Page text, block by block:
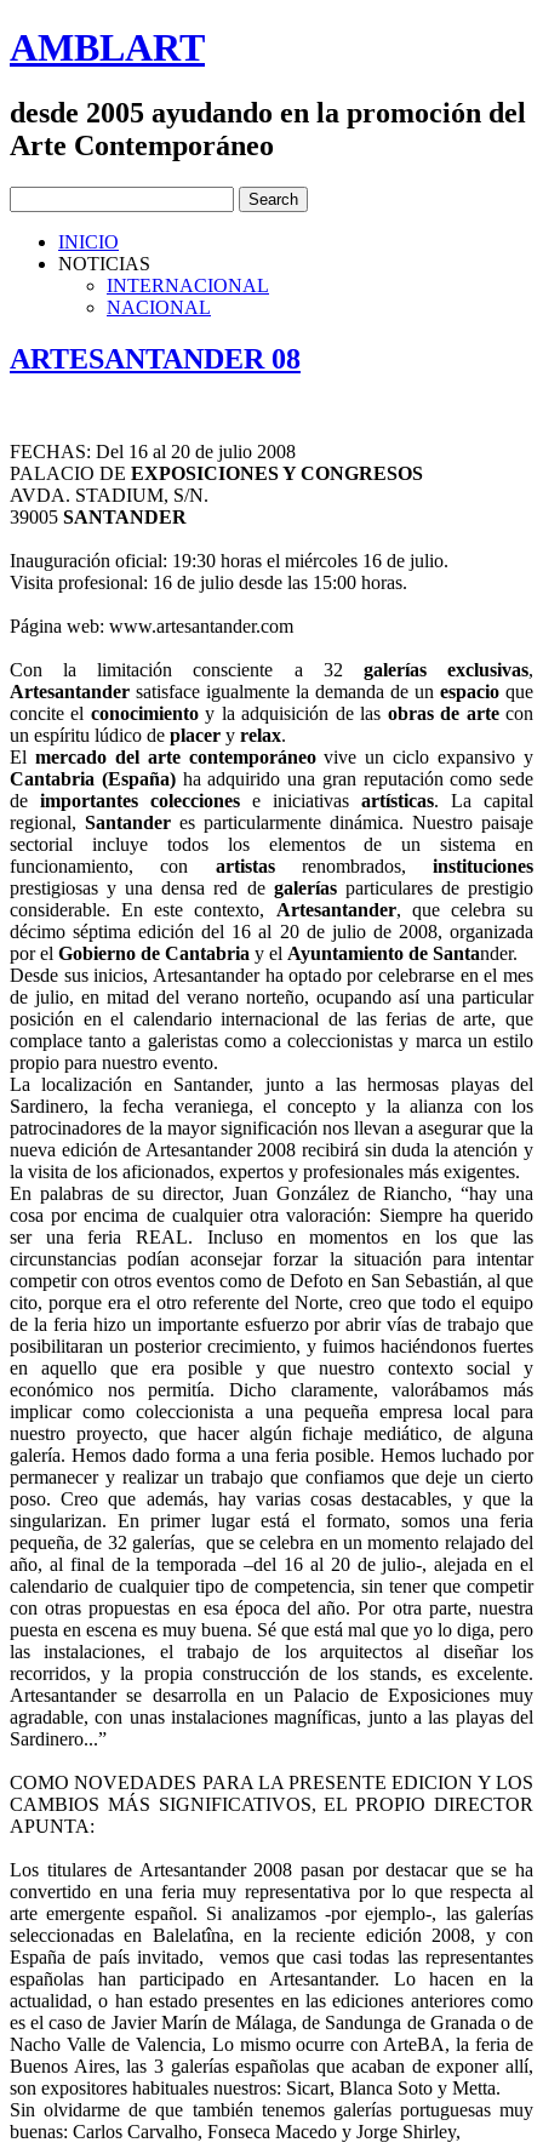
AMBLART
desde 2005 ayudando en la promoción del
Arte Contemporáneo
INICIO
NOTICIAS
INTERNACIONAL
NACIONAL
ARTESANTANDER 08
FECHAS: Del 16 al 20 de julio 2008
PALACIO DE EXPOSICIONES Y CONGRESOS
AVDA. STADIUM, S/N.
39005 SANTANDER
Inauguración oficial: 19:30 horas el miércoles 16 de julio.
Visita profesional: 16 de julio desde las 15:00 horas.
Página web: www.artesantander.com
Con la limitación consciente a 32 galerías exclusivas,
Artesantander satisface igualmente la demanda de un espacio que
concite el conocimientoy la adquisición de las obras de artecon
un espíritu lúdico de placer y relax.
El mercado del arte contemporáneovive un ciclo expansivo y
Cantabria (España)ha adquirido una gran reputación como sede
de importantes colecciones e iniciativas artísticas. La capital
regional, Santander es particularmente dinámica. Nuestro paisaje
sectorial incluye todos los elementos de un sistema en
funcionamiento, con artistasrenombrados, instituciones
prestigiosas y una densa red de galeríasparticulares de prestigio
considerable. En este contexto, Artesantander, que celebra su
décimo séptima edición del 16 al 20 de julio de 2008, organizada
por el Gobierno de Cantabria y el Ayuntamiento de Santander.
Desde sus inicios, Artesantander ha optado por celebrarse en el mes
de julio, en mitad del verano norteño, ocupando así una particular
posición en el calendario internacional de las ferias de arte, que
complace tanto a galeristas como a coleccionistas y marca un estilo
propio para nuestro evento.
La localización en Santander, junto a las hermosas playas del
Sardinero, la fecha veraniega, el concepto y la alianza con los
patrocinadores de la mayor significación nos llevan a asegurar que la
nueva edición de Artesantander 2008 recibirá sin duda la atención y
la visita de los aficionados, expertos y profesionales más exigentes.
En palabras de su director, Juan González de Riancho, “hay una
cosa por encima de cualquier otra valoración: Siempre ha querido
ser una feria REAL. Incluso en momentos en los que las
circunstancias podían aconsejar forzar la situación para intentar
competir con otros eventos como de Defoto en San Sebastián, al que
cito, porque era el otro referente del Norte, creo que todo el equipo
de la feria hizo un importante esfuerzo por abrir vías de trabajo que
posibilitaran un posterior crecimiento, y fuimos haciéndonos fuertes
en aquello que era posible y que nuestro contexto social y
económico nos permitía. Dicho claramente, valorábamos más
implicar como coleccionista a una pequeña empresa local para
nuestro proyecto, que hacer algún fichaje mediático, de alguna
galería. Hemos dado forma a una feria posible. Hemos luchado por
permanecer y realizar un trabajo que confiamos que deje un cierto
poso. Creo que además, hay varias cosas destacables, y que la
singularizan. En primer lugar está el formato, somos una feria
pequeña, de 32 galerías, que se celebra en un momento relajado del
año, al final de la temporada –del 16 al 20 de julio-, alejada en el
calendario de cualquier tipo de competencia, sin tener que competir
con otras propuestas en esa época del año. Por otra parte, nuestra
puesta en escena es muy buena. Sé que está mal que yo lo diga, pero
las instalaciones, el trabajo de los arquitectos al diseñar los
recorridos, y la propia construcción de los stands, es excelente.
Artesantander se desarrolla en un Palacio de Exposiciones muy
agradable, con unas instalaciones magníficas, junto a las playas del
Sardinero...”
COMO NOVEDADES PARA LA PRESENTE EDICION Y LOS
CAMBIOS MÁS SIGNIFICATIVOS, EL PROPIO DIRECTOR
APUNTA:
Los titulares de Artesantander 2008 pasan por destacar que se ha
convertido en una feria muy representativa por lo que respecta al
arte emergente español. Si analizamos -por ejemplo-, las galerías
seleccionadas en Balelatîna, en la reciente edición 2008, y con
España de país invitado, vemos que casi todas las representantes
españolas han participado en Artesantander. Lo hacen en la
actualidad, o han estado presentes en las ediciones anteriores como
es el caso de Javier Marín de Málaga, de Sandunga de Granada o de
Nacho Valle de Valencia, Lo mismo ocurre con ArteBA, la feria de
Buenos Aires, las 3 galerías españolas que acaban de exponer allí,
son expositores habituales nuestros: Sicart, Blanca Soto y Metta.
Sin olvidarme de que también tenemos galerías portuguesas muy
buenas: Carlos Carvalho, Fonseca Macedo y Jorge Shirley,